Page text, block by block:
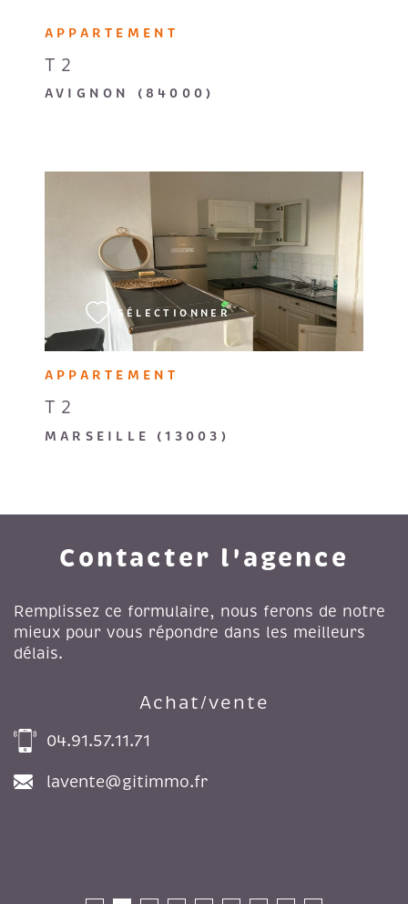
APPARTEMENT
T2
AVIGNON (84000)
APPARTEMENT
T2
MARSEILLE (13003)
SÉLECTIONNER
VOIR LE BIEN
Contacter l'agence
Remplissez ce formulaire, nous ferons de notre
mieux pour vous répondre dans les meilleurs
délais.
Achat/vente
04.91.57.11.71
lavente@gitimmo.fr